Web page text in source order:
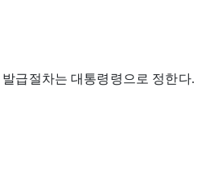
급절차는 대통령령으로 정한다.